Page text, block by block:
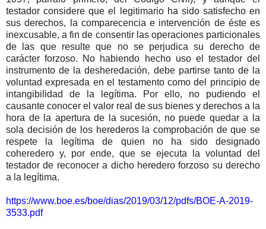
testador considere que el legitimario ha sido satisfecho en
sus derechos, la comparecencia e intervención de éste es
inexcusable, a fin de consentir las operaciones particionales
de las que resulte que no se perjudica su derecho de
carácter forzoso. No habiendo hecho uso el testador del
instrumento de la desheredación, debe partirse tanto de la
voluntad expresada en el testamento como del principio de
intangibilidad de la legítima. Por ello, no pudiendo el
causante conocer el valor real de sus bienes y derechos a la
hora de la apertura de la sucesión, no puede quedar a la
sola decisión de los herederos la comprobación de que se
respete la legítima de quien no ha sido designado
coheredero y, por ende, que se ejecuta la voluntad del
testador de reconocer a dicho heredero forzoso su derecho
a la legítima.
https://www.boe.es/boe/dias/2019/03/12/pdfs/BOE-A-2019-
3533.pdf